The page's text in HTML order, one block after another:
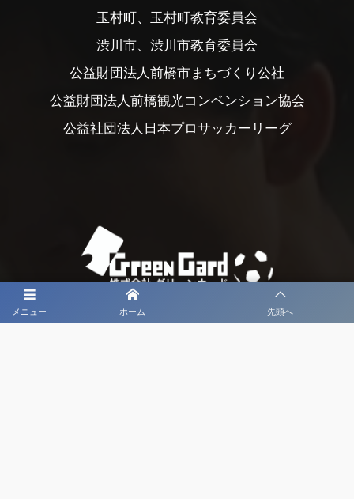
メニュー ホーム 先頭へ
玉村町、玉村町教育委員会
渋川市、渋川市教育委員会
公益財団法人前橋市まちづくり公社
公益財団法人前橋観光コンベンション協会
公益社団法人日本プロサッカーリーグ